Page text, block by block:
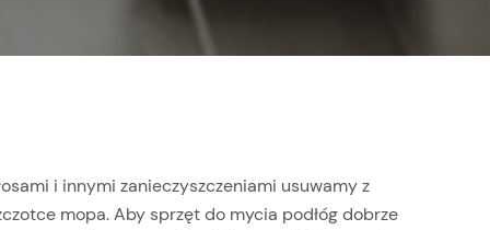
i innymi zanieczyszczeniami usuwamy z
mopa. Aby sprzęt do mycia podłóg dobrze